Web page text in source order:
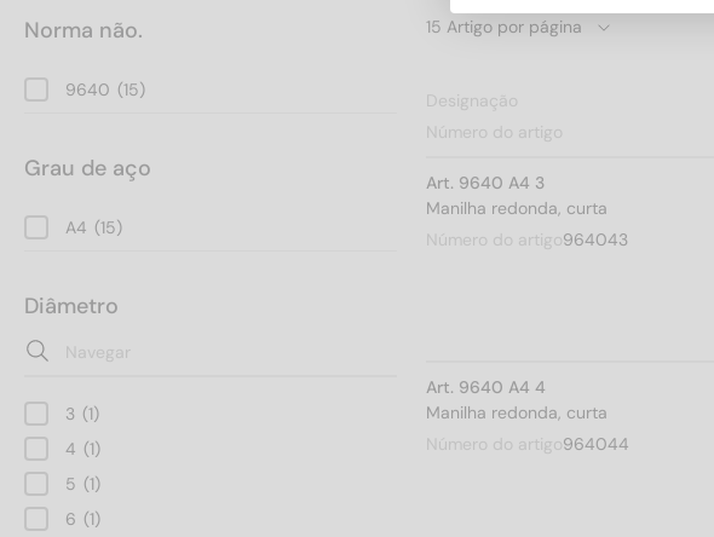
Norma não.
9640 (15)
Grau de aço
A4 (15)
Diâmetro
3 (1)
4 (1)
5 (1)
6 (1)
Designação
Número do artigo
Art. 9640 A4 3
Manilha redonda, curta
Número do artigo964043
Art. 9640 A4 4
Manilha redonda, curta
Número do artigo964044